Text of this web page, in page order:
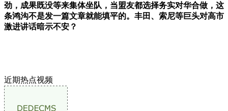
劲，成果既没等来集体坐队，当盟友都选择务实对华合做，这
条鸿沟不是发一篇文章就能填平的。丰田、索尼等巨头对高市
激进讲话暗示不安？
近期热点视频